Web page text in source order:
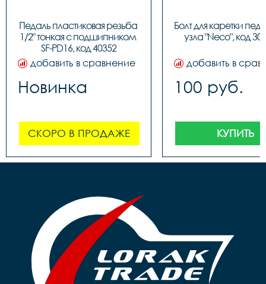
Педаль пластиковая резьба
1/2" тонкая c подшипником
SF-PD16, код 40352
добавить в сравнение
Новинка
СКОРО В ПРОДАЖЕ
Болт для каретки
узла "Neco", код
добавить в
100 руб.
КУПИТЬ